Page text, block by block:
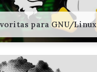
para GNU/Linux